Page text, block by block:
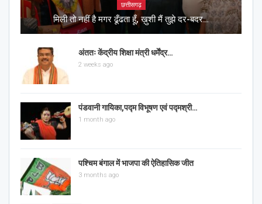
छत्तीसगढ़
मिली तो नहीं है मगर ढूँढता हूँ, ख़ुशी मैं तुझे दर-बदर…
अंततः केंद्रीय शिक्षा मंत्री धर्मेंद्र…
2 weeks ago
पंडवानी गायिका,पद्म विभूषण एवं पद्मश्री…
1 month ago
पश्चिम बंगाल में भाजपा की ऐतिहासिक जीत
3 months ago